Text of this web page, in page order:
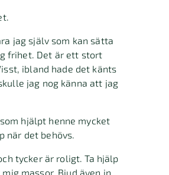
jag själv som kan sätta
frihet. Det är ett stort
ibland hade det känts
jag nog känna att jag
hjälpt henne mycket
när det behövs.
tycker är roligt. Ta hjälp
massor. Bjud även in